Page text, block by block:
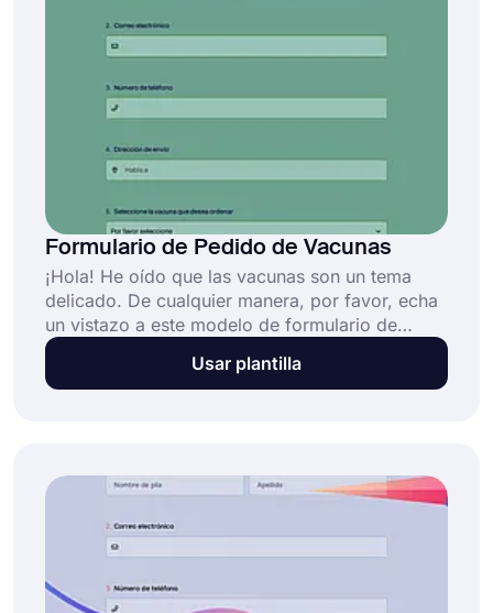
Formulario de Pedido de Vacunas
¡Hola! He oído que las vacunas son un tema
delicado. De cualquier manera, por favor, echa
un vistazo a este modelo de formulario de
pedido de vacunas para ayudarte a organizar
las vacunaciones necesarias para tus pacientes
Usar plantilla